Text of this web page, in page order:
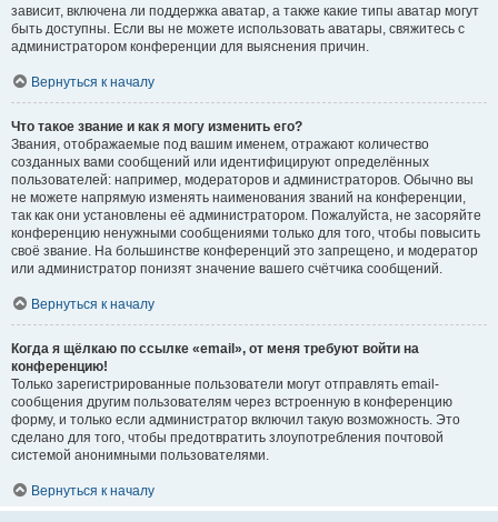
зависит, включена ли поддержка аватар, а также какие типы аватар могут
быть доступны. Если вы не можете использовать аватары, свяжитесь с
администратором конференции для выяснения причин.
Вернуться к началу
Что такое звание и как я могу изменить его?
Звания, отображаемые под вашим именем, отражают количество
созданных вами сообщений или идентифицируют определённых
пользователей: например, модераторов и администраторов. Обычно вы
не можете напрямую изменять наименования званий на конференции,
так как они установлены её администратором. Пожалуйста, не засоряйте
конференцию ненужными сообщениями только для того, чтобы повысить
своё звание. На большинстве конференций это запрещено, и модератор
или администратор понизят значение вашего счётчика сообщений.
Вернуться к началу
Когда я щёлкаю по ссылке «email», от меня требуют войти на
конференцию!
Только зарегистрированные пользователи могут отправлять email-
сообщения другим пользователям через встроенную в конференцию
форму, и только если администратор включил такую возможность. Это
сделано для того, чтобы предотвратить злоупотребления почтовой
системой анонимными пользователями.
Вернуться к началу